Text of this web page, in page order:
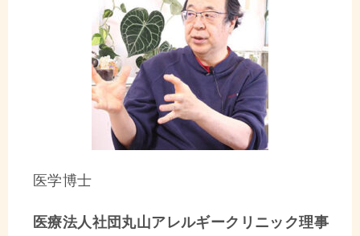
医学博士
医療法人社団丸山アレルギークリニック理事